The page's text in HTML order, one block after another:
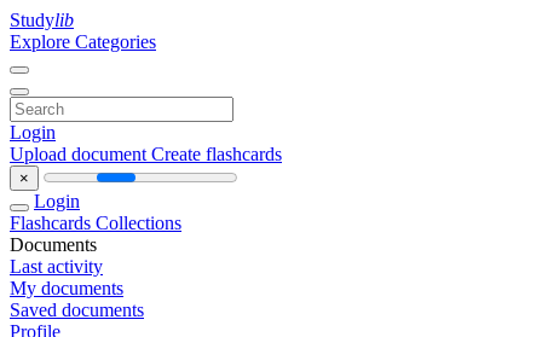
Studylib
Explore Categories
Login
Upload document Create flashcards
×
Login
Flashcards Collections
Documents
Last activity
My documents
Saved documents
Profile